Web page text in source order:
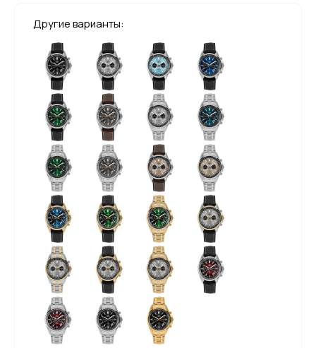
Другие варианты: